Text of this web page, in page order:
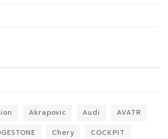
Akrapovic Audi
AVATR
Chery
COCKPIT